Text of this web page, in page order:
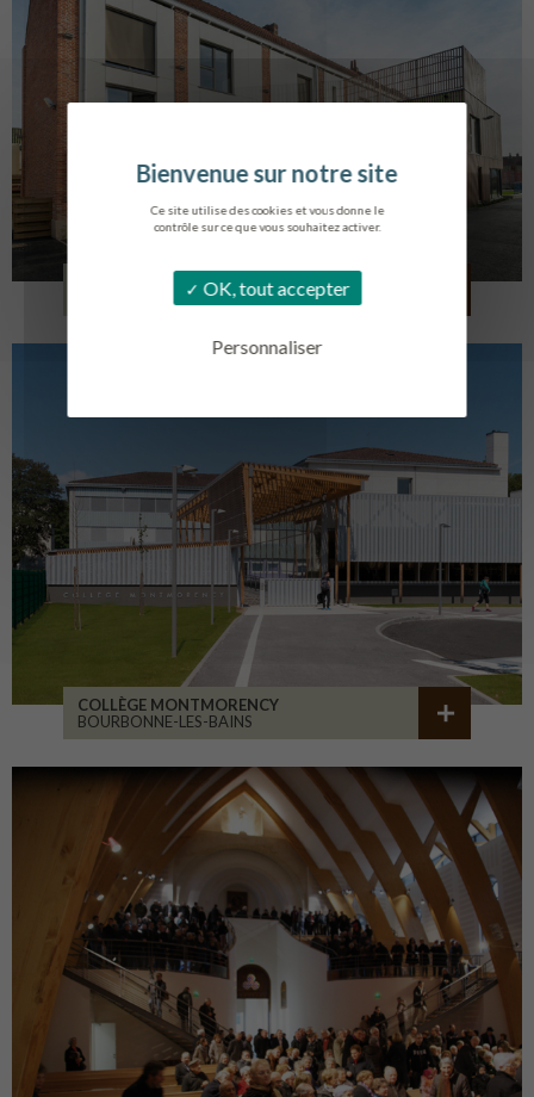
Ce site utilise des cookies et vous donne le
contrôle sur ce que vous souhaitez activer.
OK, tout accepter
Personnaliser
LOG. JEUNES TRAVAILLEURS
COLLÈGE MONTMORENCY
BOURBONNE-LES-BAINS